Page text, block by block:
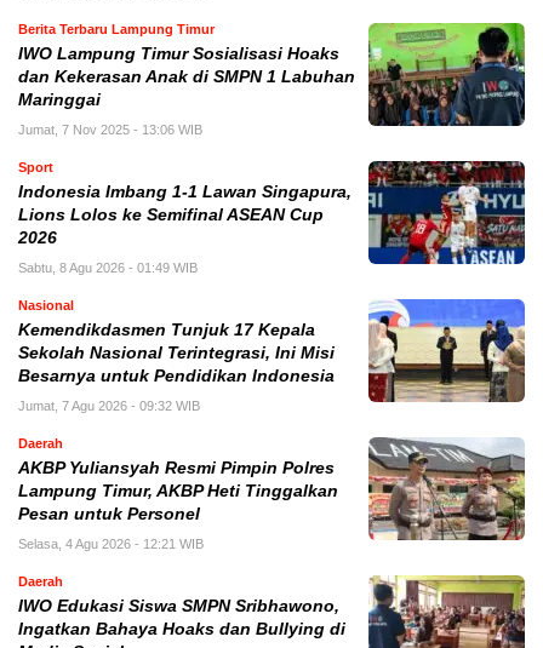
Berita Terbaru Lampung Timur
IWO Lampung Timur Sosialisasi Hoaks
dan Kekerasan Anak di SMPN 1 Labuhan
Maringgai
Jumat, 7 Nov 2025 - 13:06 WIB
Sport
Indonesia Imbang 1-1 Lawan Singapura,
Lions Lolos ke Semifinal ASEAN Cup
2026
Sabtu, 8 Agu 2026 - 01:49 WIB
Nasional
Kemendikdasmen Tunjuk 17 Kepala
Sekolah Nasional Terintegrasi, Ini Misi
Besarnya untuk Pendidikan Indonesia
Jumat, 7 Agu 2026 - 09:32 WIB
Daerah
AKBP Yuliansyah Resmi Pimpin Polres
Lampung Timur, AKBP Heti Tinggalkan
Pesan untuk Personel
Selasa, 4 Agu 2026 - 12:21 WIB
Daerah
IWO Edukasi Siswa SMPN Sribhawono,
Ingatkan Bahaya Hoaks dan Bullying di